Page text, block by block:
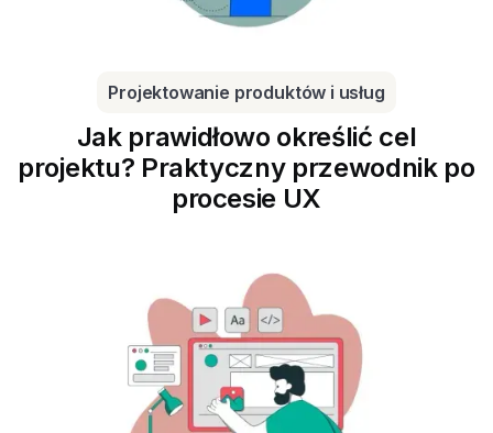
Projektowanie produktów i usług
Jak prawidłowo określić cel
projektu? Praktyczny przewodnik po
procesie UX